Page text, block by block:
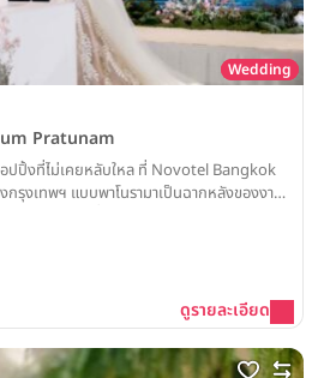
Wedding
Pratunam
ปปิ้งที่ไม่เคยหลับใหล ที่ Novotel Bangkok
รุงเทพฯ แบบพาโนรามาเป็นฉากหลังของงาน
สนานในสไตล์ที่เป็นคุณ
ดูรายละเอียด